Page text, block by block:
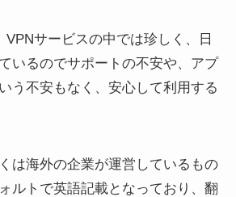
VPNサービスの中では珍しく、日
いるのでサポートの不安や、アプ
う不安もなく、安心して利用する
は海外の企業が運営しているもの
ルトで英語記載となっており、翻